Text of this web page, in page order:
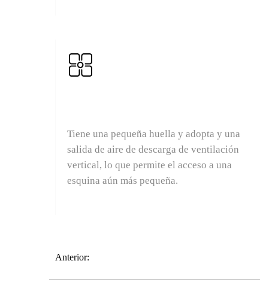
Tiene una pequeña huella y adopta y una
salida de aire de descarga de ventilación
vertical, lo que permite el acceso a una
esquina aún más pequeña.
Anterior: